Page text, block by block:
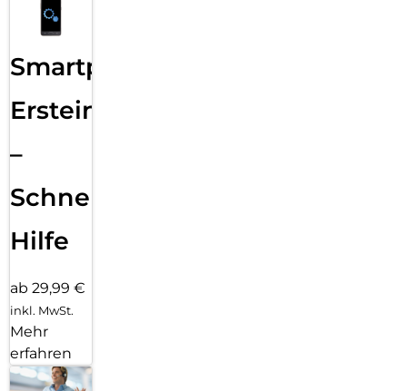
Smartphone
Ersteinrichtung
–
Schnelle
Hilfe
ab 29,99 €
inkl. MwSt.
Mehr
erfahren